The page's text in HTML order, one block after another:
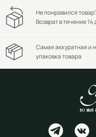
Не понравился
Возврат в течение 14
Самая аккуратная и
упаковка товара